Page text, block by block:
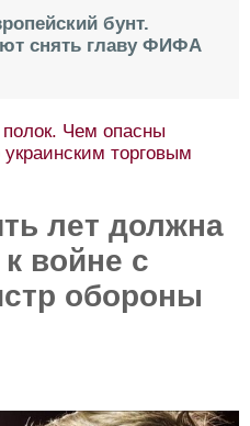
бунт.
снять главу ФИФА
Чем опасны
торговым
лет должна
войне с
обороны